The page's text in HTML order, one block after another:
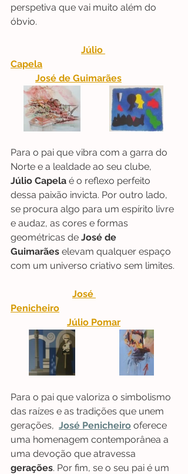
perspetiva que vai muito além do
óbvio.
Júlio
Capela
José de Guimarães
Para o pai que vibra com a garra do
Norte e a lealdade ao seu clube,
Júlio Capela é o reflexo perfeito
dessa paixão invicta. Por outro lado,
se procura algo para um espírito livre
e audaz, as cores e formas
geométricas de José de
Guimarães elevam qualquer espaço
com um universo criativo sem limites.
José
Penicheiro
Júlio Pomar
Para o pai que valoriza o simbolismo
das raízes e as tradições que unem
gerações, José Penicheiro oferece
uma homenagem contemporânea a
uma devoção que atravessa
gerações. Por fim, se o seu pai é um